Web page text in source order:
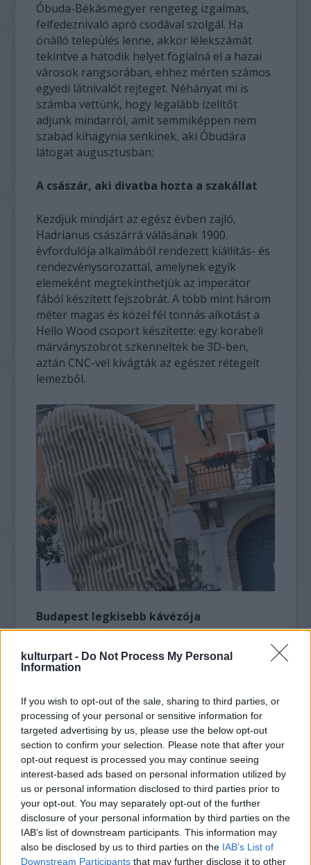
kulturpart - Do Not Process My Personal
Information
If you wish to opt-out of the sale, sharing to third parties, or
processing of your personal or sensitive information for
targeted advertising by us, please use the below opt-out
section to confirm your selection. Please note that after your
opt-out request is processed you may continue seeing
interest-based ads based on personal information utilized by
us or personal information disclosed to third parties prior to
your opt-out. You may separately opt-out of the further
disclosure of your personal information by third parties on the
IAB’s list of downstream participants. This information may
also be disclosed by us to third parties on the IAB’s List of
Downstream Participants that may further disclose it to other
Óbuda-Békásmegyer rengeteg izgalmas,
felfedeznivaló apró csodával szolgál. Ha
önálló település lenne, akkor lélekszámát
tekintve a hatodik helyet foglalná el a hazai
városok rangsorában, ehhez mérten számos
egyedi látnivalót rejteget. Néhányat mi is
számba vettünk, hogy legalább ízelítőt
adjunk mindarról, amit semmiképpen nem
szabad kihagynia senkinek, aki Óbudára
látogat augusztusban:
A császár, aki divatba hozta a szakállat
Kezdjük mindjárt az egész évben zajló,
Hadrianus császárrá válásának 1900.
évfordulója alkalmából rendezett kiállítás- és
rendezvénysorozattal, amelynek egyik
elemeként megtekinthetjük az imperátor
fából készített fejszobrát. A több mint három
méter magas és közel fél tonnás alkotást a
Hello Wood csoport készítette: egy korabeli
márványszobrot szkenneltek be 3D-ben,
aztán CNC-vel kivágták az egészet rétegelt
lemezből.
Budapest legkisebb kávézója
A mini pavilon az Árpád-híd budai lábánál
megbújó macskaköves piazza ékköve. A közel
kell, aki fel akarja fedezni a világháborúk
előtti Budapest világát. Az egykori gázátadó
állomásból kialakított egyszemélyes
vendéglátóhely hűtött italokkal, olasz, főzött
fagylalttal és kávékülönlegességekkel várja
látogatóit. Az egyedi arányokkal összeállított
42-es pörkölésben megtalálhatóak Brazília,
Ruanda és Etiópia kávétermésének
válogatott ízei, és csak ezen a 4
négyzetméteren készítik Magyarországon. A
kávézócska izgalmas része a